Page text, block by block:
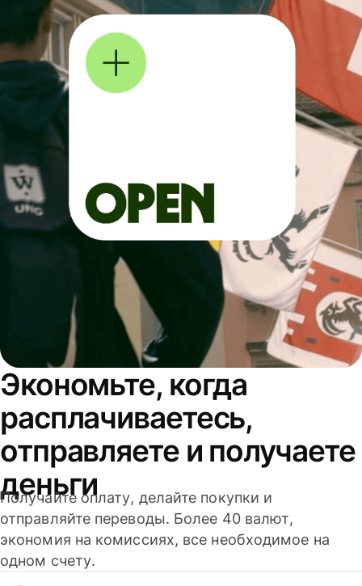
Экономьте, когда
расплачиваетесь,
отправляете и получаете
деньги
Получайте оплату, делайте покупки и
отправляйте переводы. Более 40 валют,
экономия на комиссиях, все необходимое на
одном счету.